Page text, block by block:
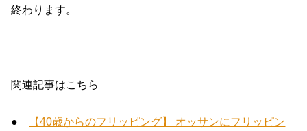
終わります。
関連記事はこちら
●
【40歳からのフリッピング】 オッサンにフリッピン